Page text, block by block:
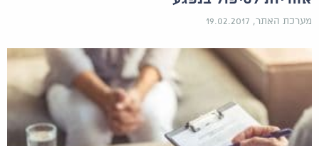
מערכת האתר, 19.02.2017